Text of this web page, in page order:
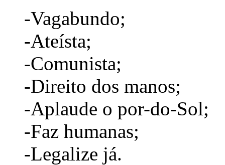
-Vagabundo;
-Ateísta;
-Comunista;
-Direito dos manos;
-Aplaude o por-do-Sol;
-Faz humanas;
-Legalize já.